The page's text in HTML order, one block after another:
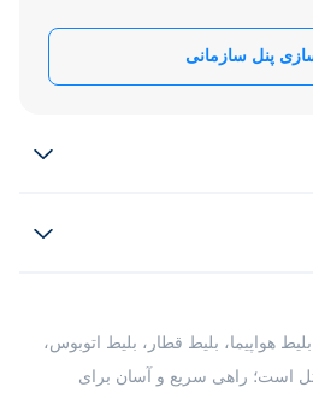
پنل سازمانی
فرصت‌های شغلی
هواپیما، بلیط قطار، بلیط اتوبوس،
است؛ راهی سریع و آسان برای